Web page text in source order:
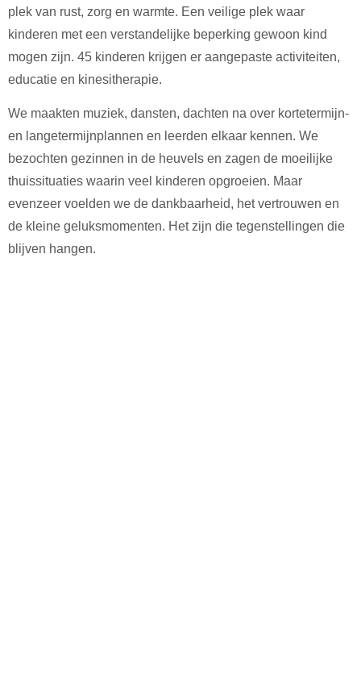
plek van rust, zorg en warmte. Een veilige plek waar
kinderen met een verstandelijke beperking gewoon kind
mogen zijn. 45 kinderen krijgen er aangepaste activiteiten,
educatie en kinesitherapie.
We maakten muziek, dansten, dachten na over kortetermijn-
en langetermijnplannen en leerden elkaar kennen. We
bezochten gezinnen in de heuvels en zagen de moeilijke
thuissituaties waarin veel kinderen opgroeien. Maar
evenzeer voelden we de dankbaarheid, het vertrouwen en
de kleine geluksmomenten. Het zijn die tegenstellingen die
blijven hangen.